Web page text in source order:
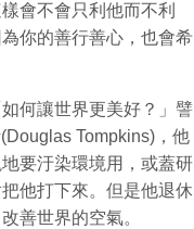
會不會只利他而不利
你的善行善心，也會希
何讓世界更美好？」譬
Tompkins)，他
要汙染環境用，或蓋研
他打下來。但是他退休
善世界的空氣。